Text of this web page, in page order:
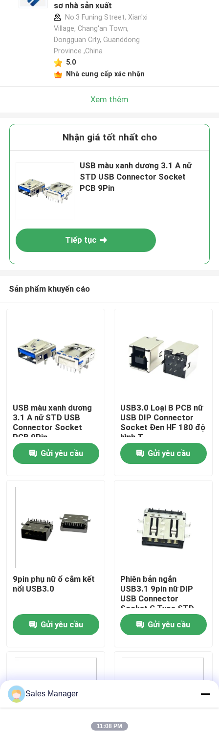
Trang chủ
Tham quan nhà máy
Kiểm soát chất lượng
Yêu cầu báo giá
Đầu nối ổ cắm USB
sơ nhà sản xuất
No.3 Funing Street, Xian'xi
Village, Chang'an Town,
Dongguan City, Guanddong
Province ,China
5.0
Nhà cung cấp xác nhận
Xem thêm
Nhận giá tốt nhất cho
USB màu xanh dương 3.1 A nữ
STD USB Connector Socket
PCB 9Pin
Tiếp tục
Sản phẩm khuyến cáo
USB màu xanh dương
3.1 A nữ STD USB
Connector Socket
PCB 9Pin
Gửi yêu cầu
USB3.0 Loại B PCB nữ
USB DIP Connector
Socket Đen HF 180 độ
hình T
Gửi yêu cầu
9pin phụ nữ ổ cắm kết
nối USB3.0
Gửi yêu cầu
Phiên bản ngắn
USB3.1 9pin nữ DIP
USB Connector
Socket C Type STD
Gửi yêu cầu
Sales Manager
11:08 PM